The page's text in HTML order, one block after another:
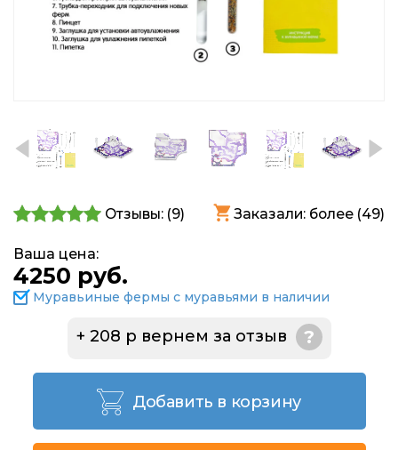
Отзывы: (9) Заказали: более (49)
Ваша цена:
4250 руб.
Муравьиные фермы с муравьями в наличии
+ 208 р вернем за отзыв ?
Добавить в корзину